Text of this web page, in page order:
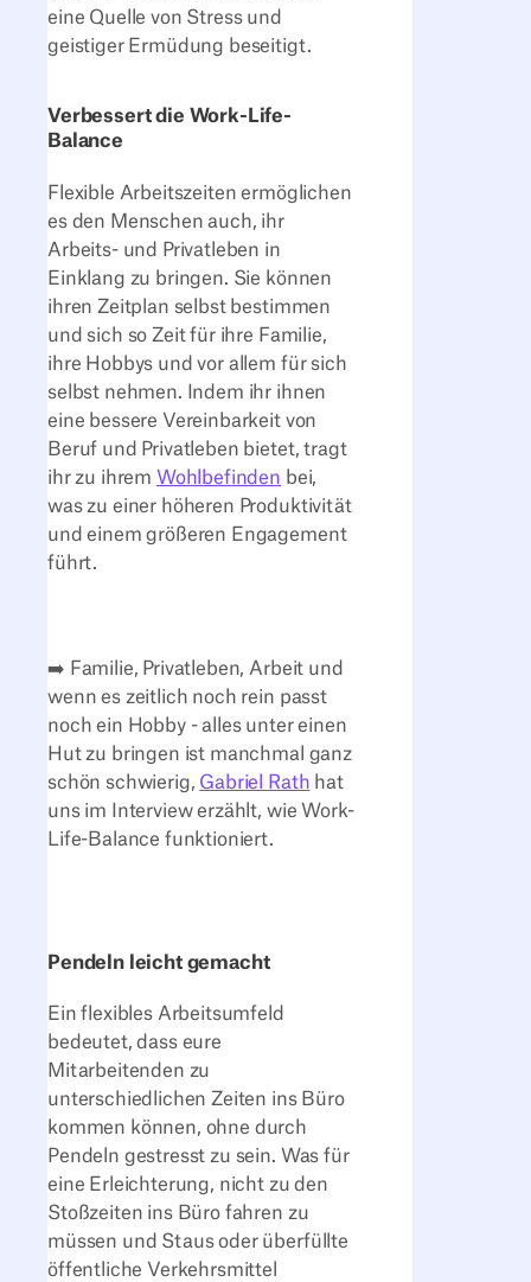
eine Quelle von Stress und
geistiger Ermüdung beseitigt.
Verbessert die Work-Life-
Balance
Flexible Arbeitszeiten ermöglichen
es den Menschen auch, ihr
Arbeits- und Privatleben in
Einklang zu bringen. Sie können
ihren Zeitplan selbst bestimmen
und sich so Zeit für ihre Familie,
ihre Hobbys und vor allem für sich
selbst nehmen. Indem ihr ihnen
eine bessere Vereinbarkeit von
Beruf und Privatleben bietet, tragt
ihr zu ihrem Wohlbefinden bei,
was zu einer höheren Produktivität
und einem größeren Engagement
führt.
➡️ Familie, Privatleben, Arbeit und
wenn es zeitlich noch rein passt
noch ein Hobby - alles unter einen
Hut zu bringen ist manchmal ganz
schön schwierig, Gabriel Rath hat
uns im Interview erzählt, wie Work-
Life-Balance funktioniert.
Pendeln leicht gemacht
Ein flexibles Arbeitsumfeld
bedeutet, dass eure
Mitarbeitenden zu
unterschiedlichen Zeiten ins Büro
kommen können, ohne durch
Pendeln gestresst zu sein. Was für
eine Erleichterung, nicht zu den
Stoßzeiten ins Büro fahren zu
müssen und Staus oder überfüllte
öffentliche Verkehrsmittel